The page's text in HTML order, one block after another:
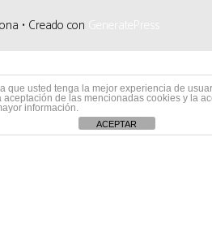
• Creado con
que usted tenga la mejor experiencia de
de las mencionadas cookies y la
información.
ACEPTAR